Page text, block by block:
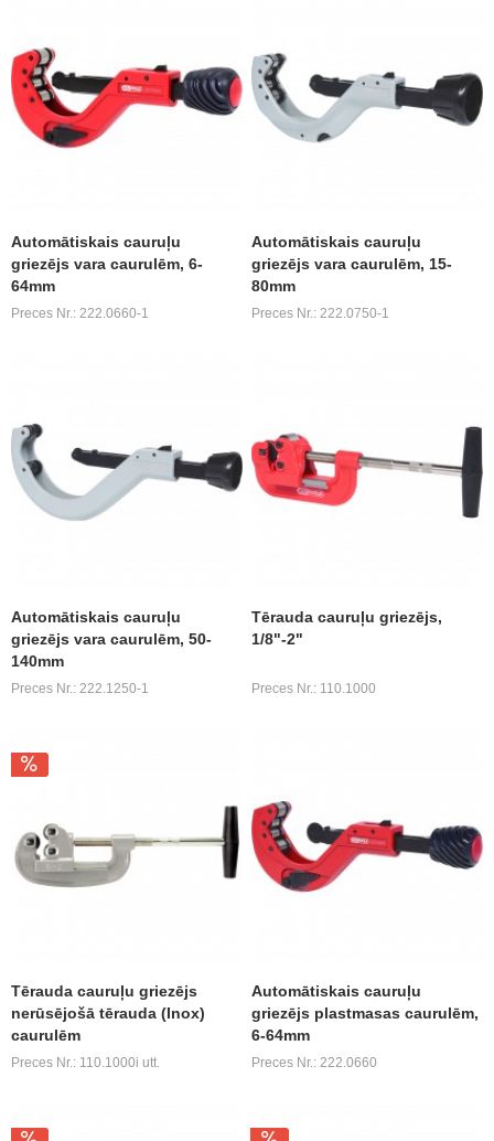
Automātiskais cauruļu
griezējs vara caurulēm, 6-
64mm
Preces Nr.: 222.0660-1
Automātiskais cauruļu
griezējs vara caurulēm, 15-
80mm
Preces Nr.: 222.0750-1
Automātiskais cauruļu
griezējs vara caurulēm, 50-
140mm
Preces Nr.: 222.1250-1
Tērauda cauruļu griezējs,
1/8"-2"
Preces Nr.: 110.1000
Tērauda cauruļu griezējs
nerūsējošā tērauda (Inox)
caurulēm
Preces Nr.: 110.1000i utt.
Automātiskais cauruļu
griezējs plastmasas caurulēm,
6-64mm
Preces Nr.: 222.0660